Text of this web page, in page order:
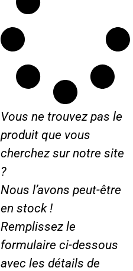
E
x
e
r
s
e
r
i
l
v
s
D
o
E
x
p
l
o
e
r
L
a
1
Vous ne trouvez pas le
produit que vous
cherchez sur notre site
?
Nous l’avons peut-être
en stock !
Remplissez le
formulaire ci-dessous
avec les détails de